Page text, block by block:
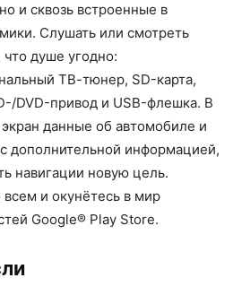
и сквозь встроенные в
Слушать или смотреть
душе угодно:
ТВ-тюнер, SD-карта,
DVD-привод и USB-флешка. В
данные об автомобиле и
дополнительной информацией,
навигации новую цель.
и окунётесь в мир
Google® Play Store.